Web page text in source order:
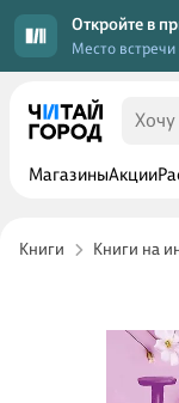
Откройте в
Место встречи
МагазиныАкции
Книги Книги на